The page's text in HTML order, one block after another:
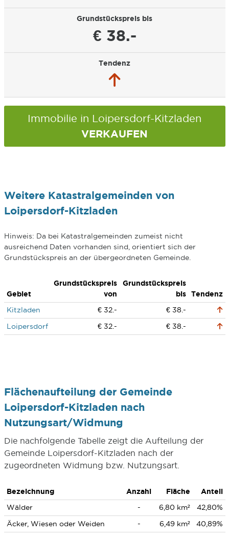
Grundstückspreis bis
€ 38.-
Tendenz
Immobilie in Loipersdorf-Kitzladen
VERKAUFEN
Weitere Katastralgemeinden von
Loipersdorf-Kitzladen
Hinweis: Da bei Katastralgemeinden zumeist nicht
ausreichend Daten vorhanden sind, orientiert sich der
Grundstückspreis an der übergeordneten Gemeinde.
Gebiet
Grundstückspreis
von
Grundstückspreis
bis
Tendenz
Kitzladen
€ 32.-
€ 38.-
Loipersdorf
€ 32.- € 38.-
Flächenaufteilung der Gemeinde
Loipersdorf-Kitzladen nach
Nutzungsart/Widmung
Die nachfolgende Tabelle zeigt die Aufteilung der
Gemeinde Loipersdorf-Kitzladen nach der
zugeordneten Widmung bzw. Nutzungsart.
Bezeichnung Anzahl Fläche
Anteil
Wälder
- 6,80 km²
42,80%
Äcker, Wiesen oder Weiden
- 6,49 km² 40,89%